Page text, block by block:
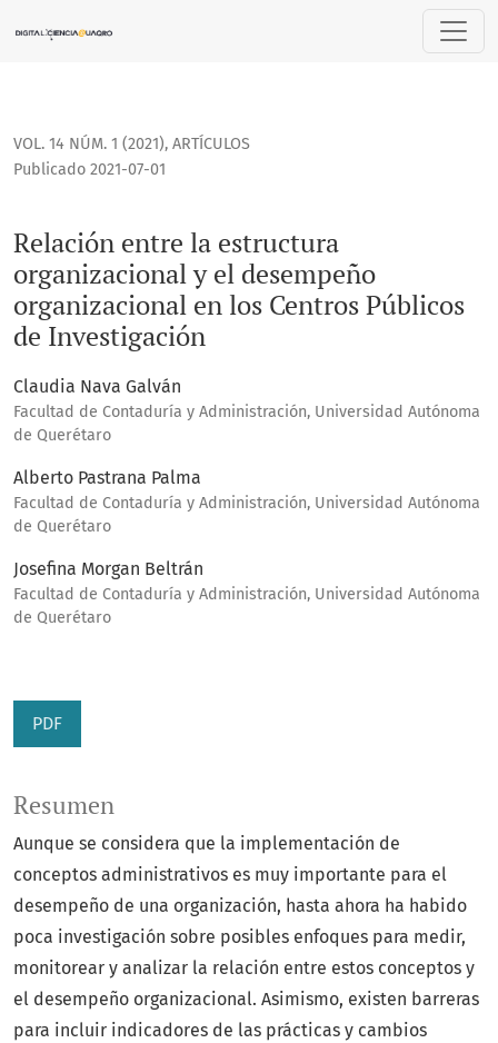
Relación entre la estructura organizacional y el
VOL. 14 NÚM. 1 (2021), ARTÍCULOS
Relación entre la estructura
organizacional y el desempeño
organizacional en los Centros Públicos
de Investigación
Publicado 2021-07-01
Claudia Nava Galván
Facultad de Contaduría y Administración, Universidad Autónoma
de Querétaro
Alberto Pastrana Palma
Facultad de Contaduría y Administración, Universidad Autónoma
de Querétaro
Josefina Morgan Beltrán
Facultad de Contaduría y Administración, Universidad Autónoma
de Querétaro
PDF
Resumen
Aunque se considera que la implementación de
conceptos administrativos es muy importante para el
desempeño de una organización, hasta ahora ha habido
poca investigación sobre posibles enfoques para medir,
monitorear y analizar la relación entre estos conceptos y
el desempeño organizacional. Asimismo, existen barreras
para incluir indicadores de las prácticas y cambios